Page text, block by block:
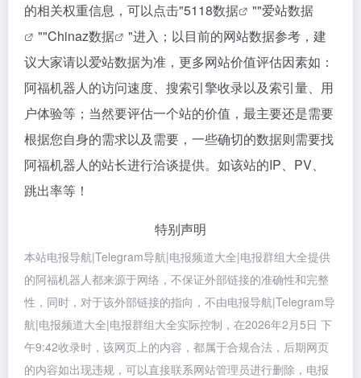
的相关权重信息，可以点击"5118数据 ""爱站数据
""Chinaz数据
"进入；以目前的网站数据参考，建
议大家请以爱站数据为准，更多网站价值评估因素如：
阿福机器人的访问速度、搜索引擎收录以及索引量、用
户体验等；当然要评估一个站的价值，最主要还是需要
根据您自身的需求以及需要，一些确切的数据则需要找
阿福机器人的站长进行洽谈提供。如该站的IP、PV、
跳出率等！
特别声明
本站电报导航|Telegram导航|电报频道大全|电报群组大全提供
的阿福机器人都来源于网络，不保证外部链接的准确性和完整
性，同时，对于该外部链接的指向，不由电报导航|Telegram导
航|电报频道大全|电报群组大全实际控制，在2026年2月5日 下
午9:42收录时，该网页上的内容，都属于合规合法，后期网页
的内容如出现违规，可以直接联系网站管理员进行删除，电报